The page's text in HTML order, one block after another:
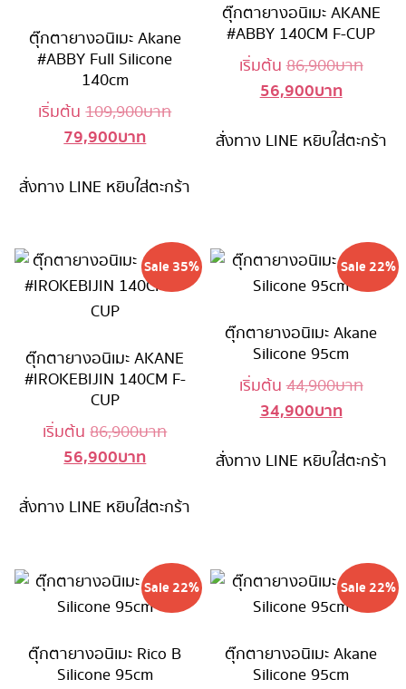
ตุ๊กตายางอนิเมะ Akane
#ABBY Full Silicone
140cm
เริ่มต้น109,900บาทOriginal
109,900 บาท.
79,900บาทCurrent
is:
สั่งทาง LINE หยิบใส่ตะกร้า
ตุ๊กตายางอนิเมะ AKANE
#ABBY 140CM F-CUP
เริ่มต้น86,900บาท
56,900บาทCurrent
is:
สั่งทาง LINE หยิบใส่ตะกร้า
Sale 35%
ตุ๊กตายางอนิเมะ AKANE
#IROKEBIJIN 140CM F-
CUP
เริ่มต้น86,900บาทOriginal
86,900 บาท.
56,900บาทCurrent
is:
สั่งทาง LINE หยิบใส่ตะกร้า
Sale 22%
ตุ๊กตายางอนิเมะ Akane
Silicone 95cm
เริ่มต้น44,900บาท
34,900บาทCurrent
is:
สั่งทาง LINE หยิบใส่ตะกร้า
Sale 22%
ตุ๊กตายางอนิเมะ Rico B
Silicone 95cm
Sale 22%
ตุ๊กตายางอนิเมะ Akane
Silicone 95cm